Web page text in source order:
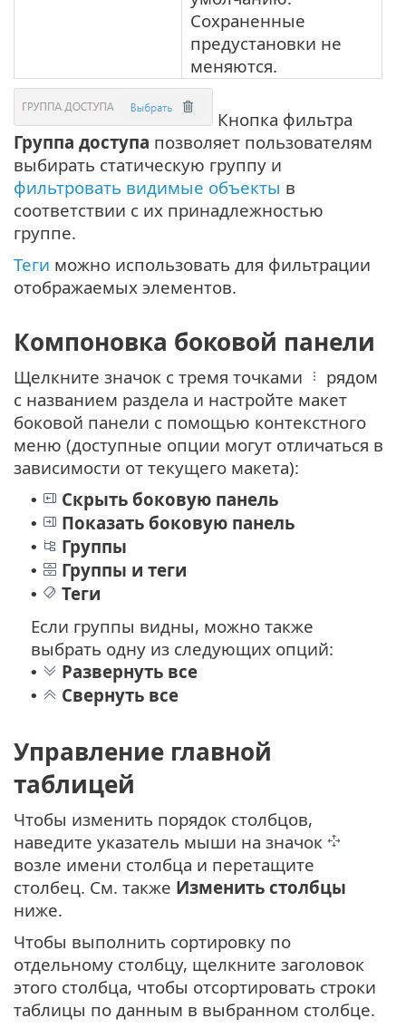
Сохраненные
предустановки не
меняются.
Кнопка фильтра
Группа доступа позволяет пользователям
выбирать статическую группу и
фильтровать видимые объекты в
соответствии с их принадлежностью
группе.
Теги можно использовать для фильтрации
отображаемых элементов.
Компоновка боковой панели
Щелкните значок с тремя точками
рядом
с названием раздела и настройте макет
боковой панели с помощью контекстного
меню (доступные опции могут отличаться в
зависимости от текущего макета):
• Скрыть боковую панель
• Показать боковую панель
• Группы
• Группы и теги
•
Теги
Если группы видны, можно также
выбрать одну из следующих опций:
• Развернуть все
• Свернуть все
Управление главной
таблицей
Чтобы изменить порядок столбцов,
наведите указатель мыши на значок
возле имени столбца и перетащите
столбец. См. также Изменить столбцы
ниже.
Чтобы выполнить сортировку по
отдельному столбцу, щелкните заголовок
этого столбца, чтобы отсортировать строки
таблицы по данным в выбранном столбце.